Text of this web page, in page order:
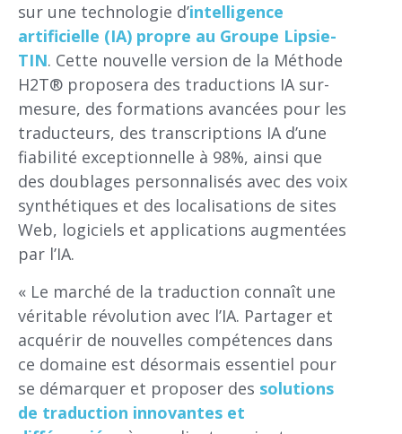
sur une technologie d’intelligence
artificielle (IA) propre au Groupe Lipsie-
TIN. Cette nouvelle version de la Méthode
H2T® proposera des traductions IA sur-
mesure, des formations avancées pour les
traducteurs, des transcriptions IA d’une
fiabilité exceptionnelle à 98%, ainsi que
des doublages personnalisés avec des voix
synthétiques et des localisations de sites
Web, logiciels et applications augmentées
par l’IA.
« Le marché de la traduction connaît une
véritable révolution avec l’IA. Partager et
acquérir de nouvelles compétences dans
ce domaine est désormais essentiel pour
se démarquer et proposer des solutions
de traduction innovantes et